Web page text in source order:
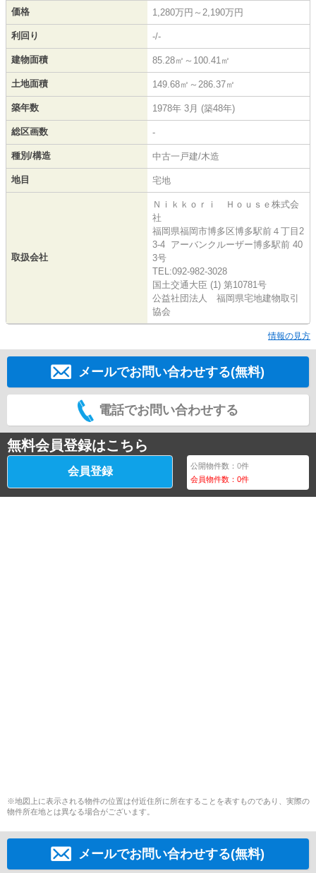
価格 1,280万円～2,190万円
利回り -/-
建物面積 85.28㎡～100.41㎡
土地面積 149.68㎡～286.37㎡
築年数 1978年 3月 (築48年)
総区画数 -
種別/構造 中古一戸建/木造
地目 宅地
取扱会社
Ｎｉｋｋｏｒｉ Ｈｏｕｓｅ株式会
社
福岡県福岡市博多区博多駅前４丁目2
3-4 アーバンクルーザー博多駅前 40
3号
TEL:092-982-3028
国土交通大臣 (1) 第10781号
公益社団法人 福岡県宅地建物取引
協会
情報の見方
メールでお問い合わせする(無料)
電話でお問い合わせする
無料会員登録はこちら
会員登録 公開物件数：0件
会員物件数：0件
※地図上に表示される物件の位置は付近住所に所在することを表すものであり、実際の
物件所在地とは異なる場合がございます。
メールでお問い合わせする(無料)